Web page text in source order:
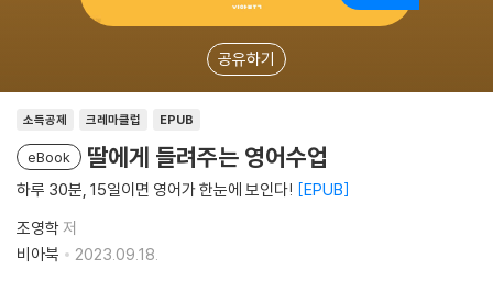
공유하기
소득공제 크레마클럽 EPUB
eBook 딸에게 들려주는 영어수업
하루 30분, 15일이면 영어가 한눈에 보인다! EPUB
조영학 저
비아북
2023.09.18.